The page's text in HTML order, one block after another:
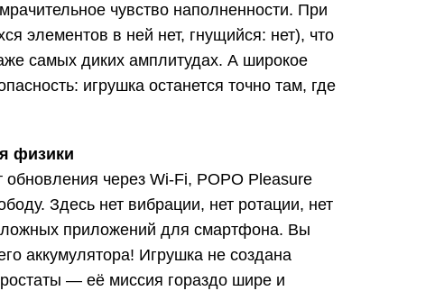
чувство наполненности. При
элементов в ней нет, гнущийся: нет), что
самых диких амплитудах. А широкое
игрушка останется точно там, где
физики
через Wi-Fi, POPO Pleasure
Здесь нет вибрации, нет ротации, нет
приложений для смартфона. Вы
аккумулятора! Игрушка не создана
— её миссия гораздо шире и